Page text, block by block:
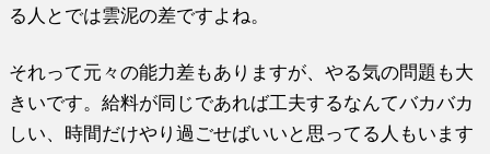
る人とでは雲泥の差ですよね。
それって元々の能力差もありますが、やる気の問題も大
きいです。給料が同じであれば工夫するなんてバカバカ
しい、時間だけやり過ごせばいいと思ってる人もいます